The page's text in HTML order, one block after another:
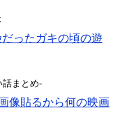
ったガキの頃の遊
話まとめ-
像貼るから何の映画